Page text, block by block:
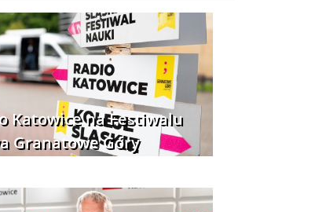
Katowice na Festiwalu
Granatowe Góry